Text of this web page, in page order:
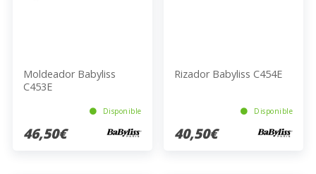
Moldeador Babyliss
C453E
Disponible
46,50€
Rizador Babyliss C454E
Disponible
40,50€